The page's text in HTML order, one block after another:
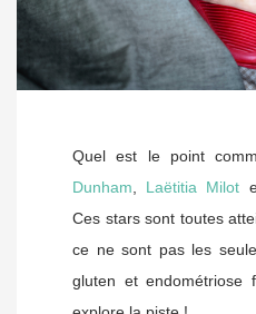
Quel est le point
Dunham, Laëtitia Milot
Ces stars sont toutes
ce ne sont pas les
gluten et endométriose